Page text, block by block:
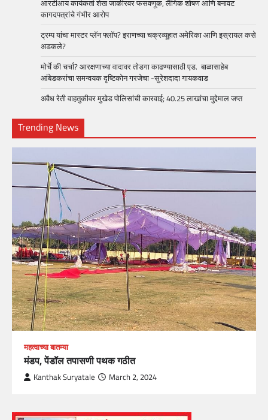
आरटीआय कार्यकर्ता शेख जाकीरवर फसवणूक, लैंगिक शोषण आणि बनावट
कागदपत्रांचे गंभीर आरोप
ट्रम्प यांचा मास्टर प्लॅन फ्लॉप? इराणच्या चक्रव्यूहात अमेरिका आणि इस्रायल कसे
अडकले?
मोर्चे की चर्चा? आरक्षणाच्या वादावर तोडगा काढण्यासाठी एड. बाळासाहेब
आंबेडकरांचा समन्वयक दृष्टिकोन गरजेचा -सुरेशदादा गायकवाड
अवैध रेती वाहतुकीवर मुखेड पोलिसांची कारवाई; 40.25 लाखांचा मुद्देमाल जप्त
Trending News
महत्वाच्या बातम्या
मंडप, पेंडॉल तपासणी पथक गठीत
Kanthak Suryatale March 2, 2024